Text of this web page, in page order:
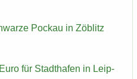
Po­ckau in Zö­blitz
für Stadt­ha­fen in Leip­